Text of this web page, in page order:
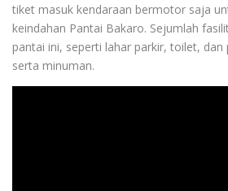
tiket masuk kendaraan bermotor saja
keindahan Pantai Bakaro. Sejumlah
pantai ini, seperti lahar parkir, toilet, dan
serta minuman.